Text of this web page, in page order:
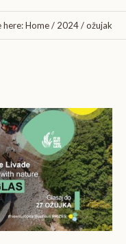
here:Home/ 2024/ožujak